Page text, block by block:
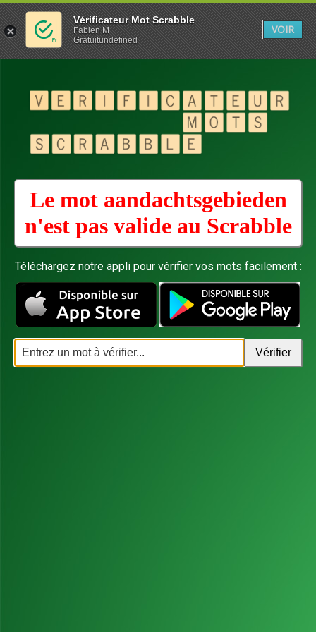
Le mot aandachtsgebieden
n'est pas valide au Scrabble
Téléchargez notre appli pour vérifier vos mots facilement :
Vérificateur Mot Scrabble
Fabien M
Gratuitundefined
VOIR